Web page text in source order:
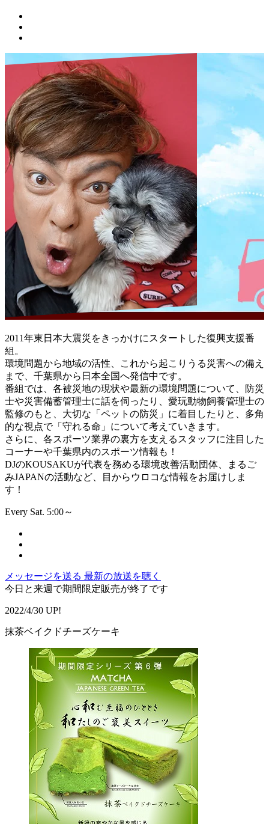
2011年東日本大震災をきっかけにスタートした復興支援番
組。
環境問題から地域の活性、これから起こりうる災害への備え
まで、千葉県から日本全国へ発信中です。
番組では、各被災地の現状や最新の環境問題について、防災
士や災害備蓄管理士に話を伺ったり、愛玩動物飼養管理士の
監修のもと、大切な「ペットの防災」に着目したりと、多角
的な視点で「守れる命」について考えていきます。
さらに、各スポーツ業界の裏方を支えるスタッフに注目した
コーナーや千葉県内のスポーツ情報も！
DJのKOUSAKUが代表を務める環境改善活動団体、まるご
みJAPANの活動など、目からウロコな情報をお届けしま
す！
Every Sat. 5:00～
メッセージを送る 最新の放送を聴く
今日と来週で期間限定販売が終了です
2022/4/30 UP!
抹茶ベイクドチーズケーキ